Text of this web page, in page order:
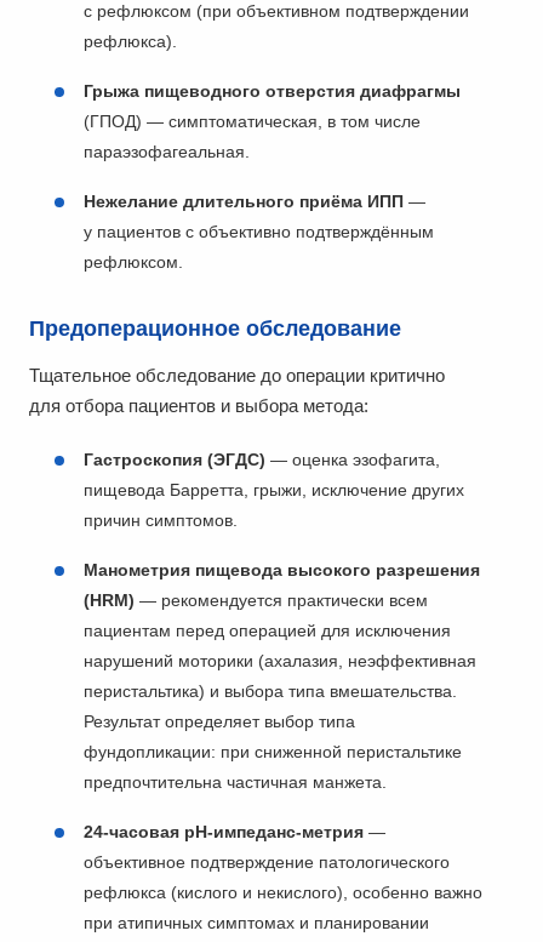
с рефлюксом (при объективном подтверждении
рефлюкса).
Грыжа пищеводного отверстия диафрагмы
(ГПОД) — симптоматическая, в том числе
параэзофагеальная.
Нежелание длительного приёма ИПП —
у пациентов с объективно подтверждённым
рефлюксом.
Предоперационное обследование
Тщательное обследование до операции критично
для отбора пациентов и выбора метода:
Гастроскопия (ЭГДС) — оценка эзофагита,
пищевода Барретта, грыжи, исключение других
причин симптомов.
Манометрия пищевода высокого разрешения
(HRM) — рекомендуется практически всем
пациентам перед операцией для исключения
нарушений моторики (ахалазия, неэффективная
перистальтика) и выбора типа вмешательства.
Результат определяет выбор типа
фундопликации: при сниженной перистальтике
предпочтительна частичная манжета.
24-часовая pH-импеданс-метрия —
объективное подтверждение патологического
рефлюкса (кислого и некислого), особенно важно
при атипичных симптомах и планировании